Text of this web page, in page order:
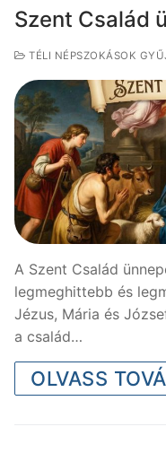
Szent Család
TÉLI NÉPSZOKÁSOK
A Szent Család
legmeghittebb és
Jézus, Mária és
a család…
OLVASS